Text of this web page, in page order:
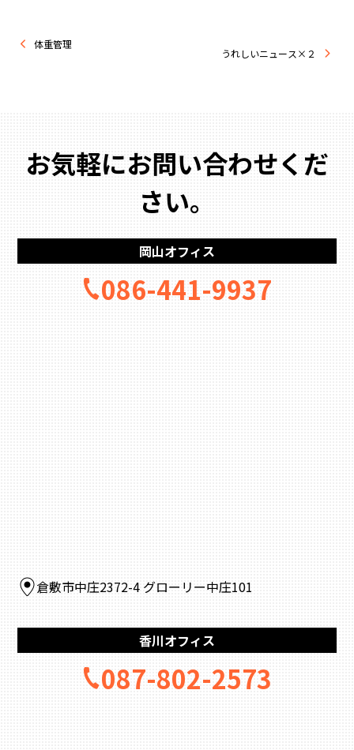
体重管理
うれしいニュース×２
お気軽にお問い合わせくだ
さい。
岡山オフィス
086-441-9937
倉敷市中庄2372-4 グローリー中庄101
香川オフィス
087-802-2573